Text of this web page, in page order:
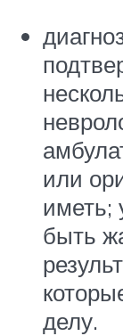
или
иметь;
быть
делу.